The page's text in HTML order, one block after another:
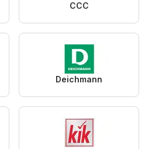
CCC
Deichmann